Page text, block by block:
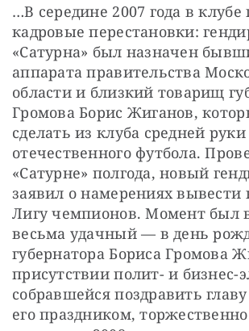
…В середине 2007 года в
кадровые перестановки:
«Сатурна» был назначен
аппарата правительства
области и близкий товарищ
Громова Борис Жиганов,
сделать из клуба средней
отечественного футбола.
«Сатурне» полгода, новый
заявил о намерениях вывести
Лигу чемпионов. Момент был
весьма удачный — в день
губернатора Бориса Громова
присутствии полит- и бизнес-
собравшейся поздравить
его праздником,